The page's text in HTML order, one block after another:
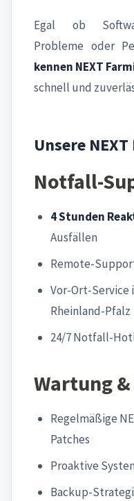
Egal ob
Probleme oder
kennen NEXT
schnell und
Unsere
Notfall-
4 Stunden
Ausfällen
Remote-
Vor-Ort-Service
Rheinland-Pfalz
24/7 Notfall-
Wartung
Regelmäßige
Patches
Proaktive
Backup-